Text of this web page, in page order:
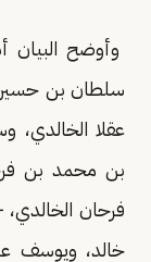
وأوضح البيان
سلطان بن
عقلا
بن محمد بن
فرحان
خالد، ويوسف